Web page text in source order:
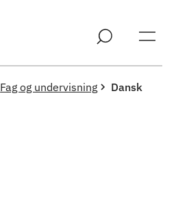
Fag og undervisning Dansk